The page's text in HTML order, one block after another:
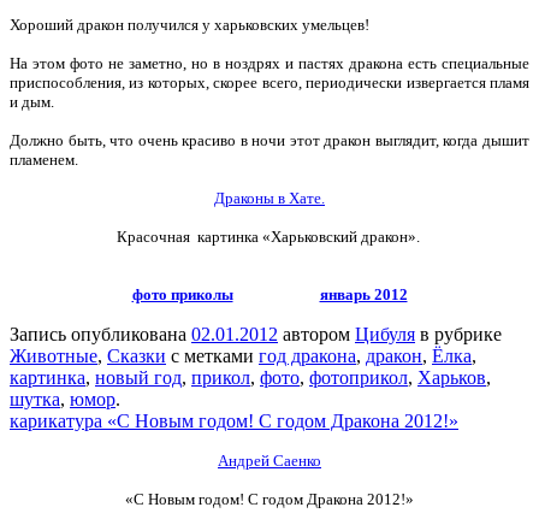
Хороший дракон получился у харьковских умельцев!
На этом фото не заметно, но в ноздрях и пастях дракона есть специальные
приспособления, из которых, скорее всего, периодически извергается пламя
и дым.
Должно быть, что очень красиво в ночи этот дракон выглядит, когда дышит
пламенем.
Драконы в Хате.
Красочная картинка «Харьковский дракон».
фото приколы январь 2012
Запись опубликована 02.01.2012 автором Цибуля в рубрике
Животные, Сказки с метками год дракона, дракон, Ёлка,
картинка, новый год, прикол, фото, фотоприкол, Харьков,
шутка, юмор.
карикатура «С Новым годом! С годом Дракона 2012!»
Андрей Саенко
«С Новым годом! С годом Дракона 2012!»